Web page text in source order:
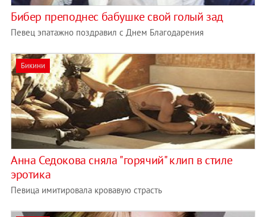
Бибер преподнес бабушке свой голый зад
Певец эпатажно поздравил с Днем Благодарения
Бикини
Анна Седокова сняла "горячий" клип в стиле
эротика
Певица имитировала кровавую страсть